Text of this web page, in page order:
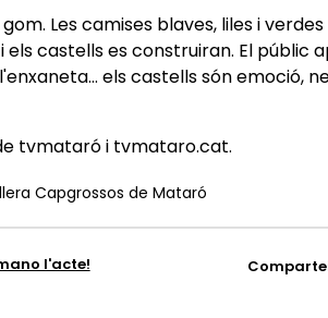
Les camises blaves, liles i
castells es construiran. El públic
els castells són emoció,
tvmataró i tvmataro.cat.
Capgrossos de Mataró
l'acte!